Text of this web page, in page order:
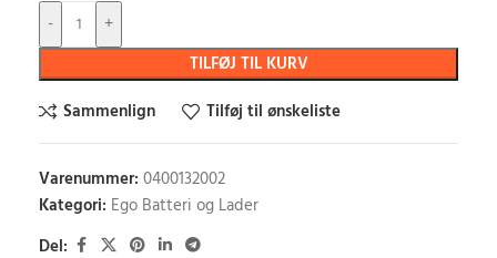
-
+
TILFØJ TIL KURV
Sammenlign
Tilføj til ønskeliste
Varenummer: 0400132002
Kategori: Ego Batteri og Lader
Del: